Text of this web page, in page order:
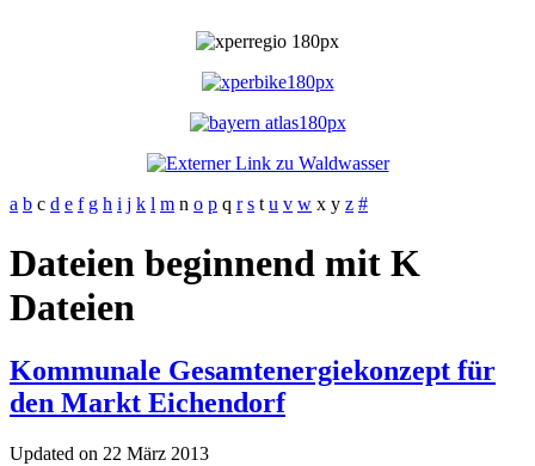
a b c d e f g h i j k l m n o p q r s t u v w x y z #
Dateien beginnend mit K
Dateien
Kommunale Gesamtenergiekonzept für
den Markt Eichendorf
Updated on 22 März 2013